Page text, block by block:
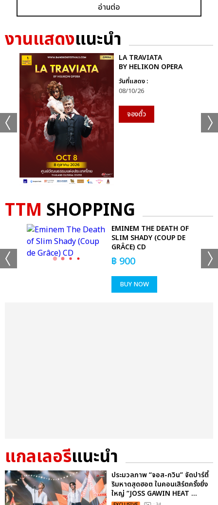
อ่านต่อ
งานแสดงแนะนำ
LA TRAVIATA
BY HELIKON OPERA
วันที่แสดง :
08/10/26
จองตั๋ว
TTM SHOPPING
EMINEM THE DEATH OF
SLIM SHADY (COUP DE
GRÂCE) CD
฿ 900
BUY NOW
แกลเลอรีแนะนำ
ประมวลภาพ “จอส-กวิน” จัดปาร์ตี้
ริมหาดสุดฮอต ในคอนเสิร์ตครั้งยิ่ง
ใหญ่ “JOSS GAWIN HEAT ...